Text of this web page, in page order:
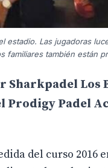
Las jugadoras
también están
Sharkpadel Los
Padel
del curso 2016